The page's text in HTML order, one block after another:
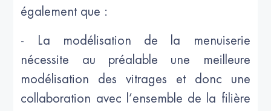
également que :
- La modélisation de la menuiserie
nécessite au préalable une meilleure
modélisation des vitrages et donc une
collaboration avec l’ensemble de la filière